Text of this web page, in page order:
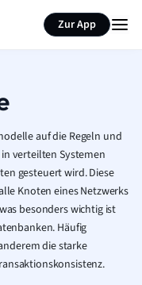
Zur App
auf die Regeln und
verteilten Systemen
gesteuert wird. Diese
Knoten eines Netzwerks
besonders wichtig ist
Häufig
die starke
Seite zusammenfassen